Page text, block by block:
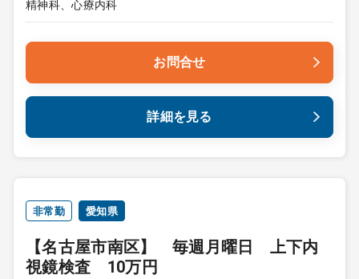
精神科、心療内科
お問合せ
詳細を見る
非常勤 愛知県
【名古屋市南区】 毎週月曜日 上下内
視鏡検査 10万円